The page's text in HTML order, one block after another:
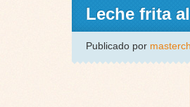
Leche frita
Publicado por